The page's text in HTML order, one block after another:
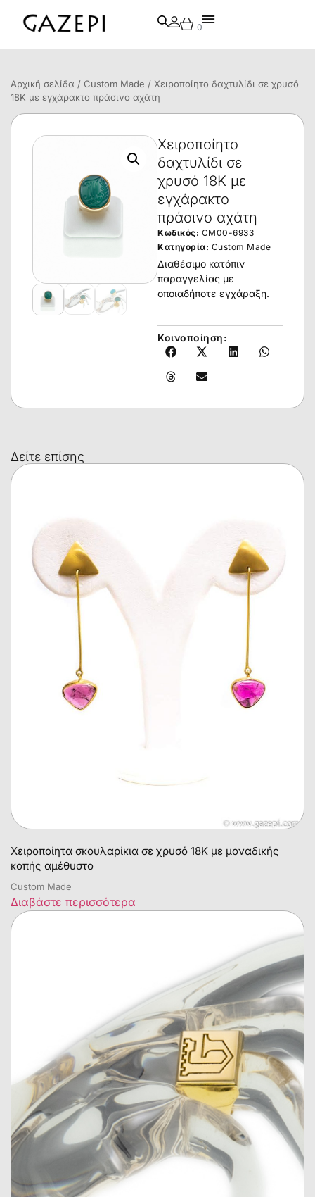
0
Αρχική σελίδα / Custom Made / Χειροποίητο δαχτυλίδι σε χρυσό
18Κ με εγχάρακτο πράσινο αχάτη
Χειροποίητο
δαχτυλίδι σε
χρυσό 18Κ με
εγχάρακτο
πράσινο αχάτη
Κωδικός: CM00-6933
Κατηγορία: Custom Made
Διαθέσιμο κατόπιν
παραγγελίας με
οποιαδήποτε εγχάραξη.
Κοινοποίηση:
Δείτε επίσης
Χειροποίητα σκουλαρίκια σε χρυσό 18Κ με μοναδικής
κοπής αμέθυστο
Custom Made
Διαβάστε περισσότερα